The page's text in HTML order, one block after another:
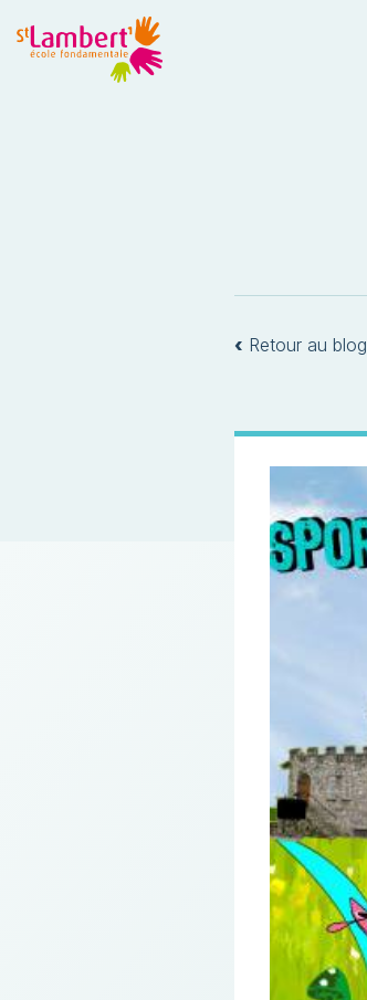
‹ Retour au blog